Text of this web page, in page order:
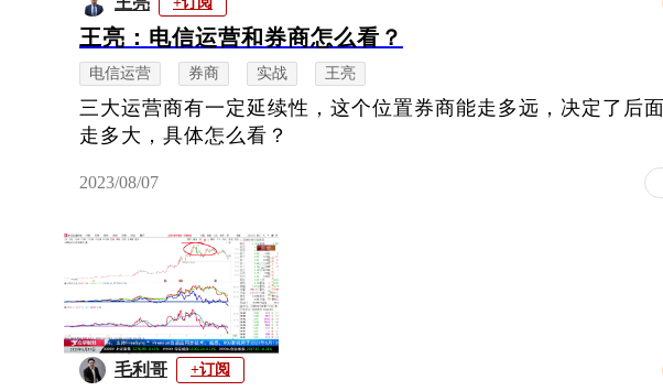
王亮：电信运营和券商怎么看？
电信运营 券商 实战 王亮
三大运营商有一定延续性，这个位置券商能走多远，决定了后
走多大，具体怎么看？
2023/08/07
毛利哥 +订阅